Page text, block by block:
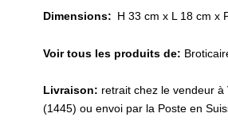
Dimensions: H 33 cm x L 18 cm x
Voir tous les produits de:
Livraison: retrait chez le vendeur à
(1445) ou envoi par la Poste en